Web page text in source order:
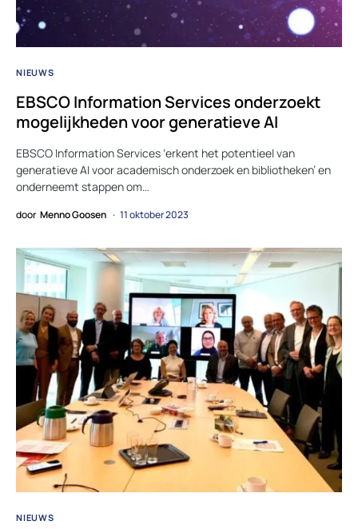
NIEUWS
EBSCO Information Services onderzoekt
mogelijkheden voor generatieve AI
EBSCO Information Services ‘erkent het potentieel van
generatieve AI voor academisch onderzoek en bibliotheken’ en
onderneemt stappen om…
door Menno Goosen 11 oktober 2023
NIEUWS